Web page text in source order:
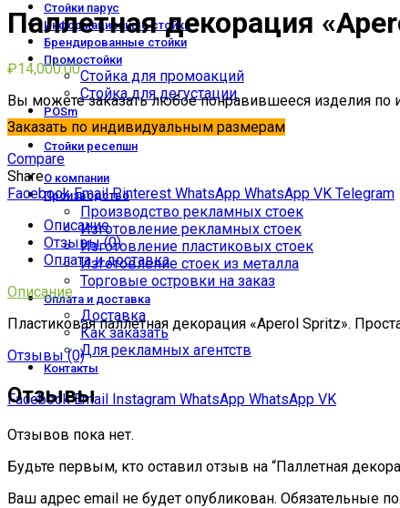
Стойки парус
Информационные стойки
Брендированные стойки
Промостойки
Стойка для промоакций
Стойка для дегустации
POSm
Бренд-зоны
Стойки ресепшн
О компании
Производство
Производство рекламных стоек
Изготовление рекламных стоек
Изготовление пластиковых стоек
Изготовление стоек из металла
Торговые островки на заказ
Оплата и доставка
Доставка
Как заказать
Для рекламных агентств
Контакты
Facebook Email Instagram WhatsApp WhatsApp VK
Паллетная декорация
₽14,000.00
Вы можете заказать любое понравившееся изделия
Заказать по индивидуальным размерам
Compare
Share
Facebook Email Pinterest WhatsApp WhatsApp VK Telegram
Описание
Отзывы (0)
Оплата и доставка
Описание
Пластиковая паллетная декорация «Aperol Spritz».
Отзывы (0)
Отзывы
Отзывов пока нет.
Будьте первым, кто оставил отзыв на “Паллетная
Ваш адрес email не будет опубликован. Обязательные